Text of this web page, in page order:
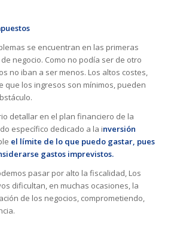
se encuentran en las primeras
negocio. Como no podía ser de otro
no iban a ser menos. Los altos costes,
que los ingresos son mínimos, pueden
detallar en el plan financiero de la
específico dedicado a la inversión
el límite de lo que puedo gastar, pues
gastos imprevistos.
pasar por alto la fiscalidad, Los
dificultan, en muchas ocasiones, la
de los negocios, comprometiendo,